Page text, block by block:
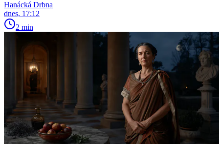
Hanácká Drbna
dnes, 17:12
2 min